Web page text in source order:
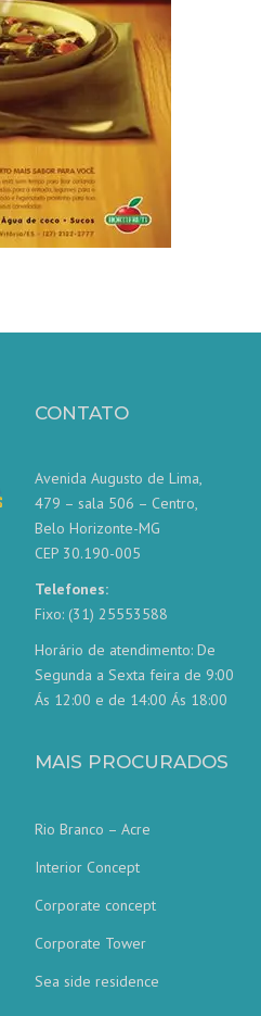
CONTATO
Avenida Augusto de Lima,
479 – sala 506 – Centro,
Belo Horizonte-MG
CEP 30.190-005
Telefones:
Fixo: (31) 25553588
Horário de atendimento: De
Segunda a Sexta feira de 9:00
Ás 12:00 e de 14:00 Ás 18:00
MAIS PROCURADOS
Rio Branco – Acre
Interior Concept
Corporate concept
Corporate Tower
Sea side residence